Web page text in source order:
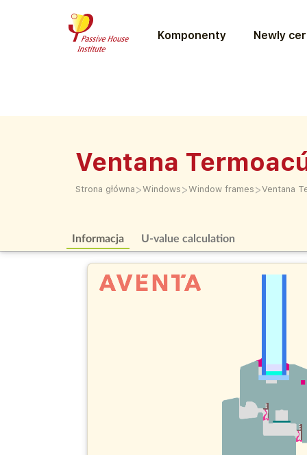
Komponenty Newly
Ventana
Strona główna >Windows >Window frames >Ventana
Informacja U-value calculation